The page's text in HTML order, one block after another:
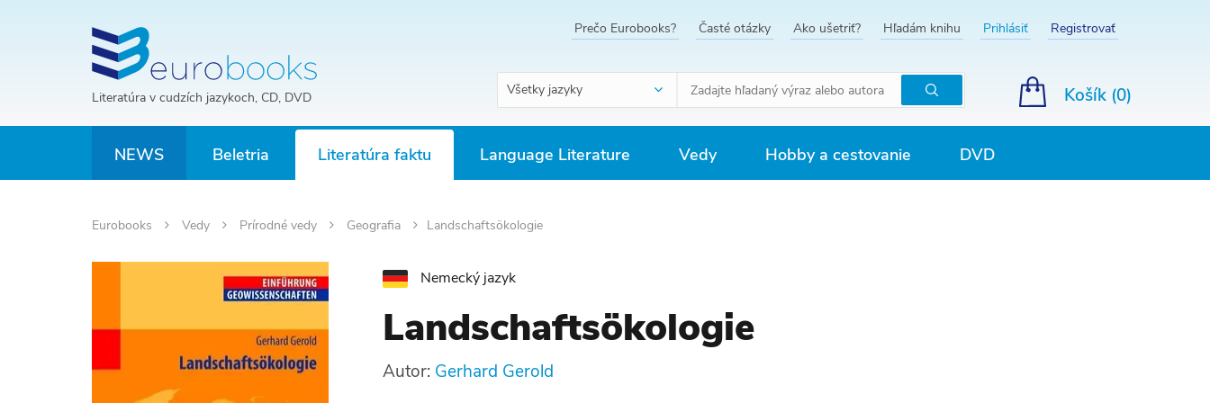
Literatúra v cudzích jazykoch, CD, DVD
Prečo Eurobooks? Časté otázky Ako ušetriť? Hľadám knihu Prihlásiť Registrovať
Všetky jazyky
Hľadať
Košík (0)
NEWS Beletria Literatúra faktu Language Literature Vedy Hobby a cestovanie DVD
Eurobooks Vedy Prírodné vedy Geografia Landschaftsökologie
Nemecký jazyk
Landschaftsökologie
Autor: Gerhard Gerold